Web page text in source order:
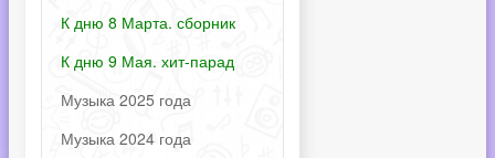
К дню 8 Марта. сборник
К дню 9 Мая. хит-парад
Музыка 2025 года
Музыка 2024 года